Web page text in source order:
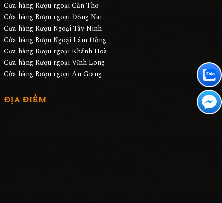
Cửa hàng Rượu ngoại Cần Thơ
Cửa hàng Rượu ngoại Đồng Nai
Cửa hàng Rượu Ngoại Tây Ninh
Cửa hàng Rượu Ngoại Lâm Đồng
Cửa hàng Rượu ngoại Khánh Hoà
Cửa hàng Rượu ngoại Vĩnh Long
Cửa hàng Rượu ngoại An Giang
ĐỊA ĐIỂM